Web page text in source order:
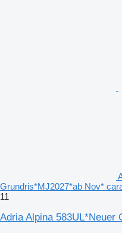
Grundris*MJ2027*ab Nov*
11
Adria Alpina 583UL*Neuer